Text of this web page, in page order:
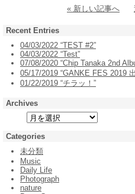
« 新しい記事へ
Recent Entries
04/03/2022 “TEST #2”
04/03/2022 “Test”
07/08/2020 “Chip Tanaka 2nd
05/17/2019 “GANKE FES 2019
01/22/2019 “チラッ！”
Archives
Categories
未分類
Music
Daily Life
Photograph
nature